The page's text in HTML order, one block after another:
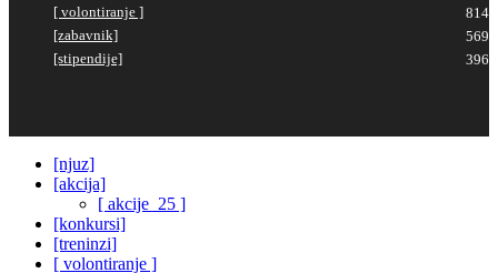
[ volontiranje ]
814
[zabavnik]
569
[stipendije]
396
[njuz]
[akcija]
[ akcije_25 ]
[konkursi]
[treninzi]
[ volontiranje ]